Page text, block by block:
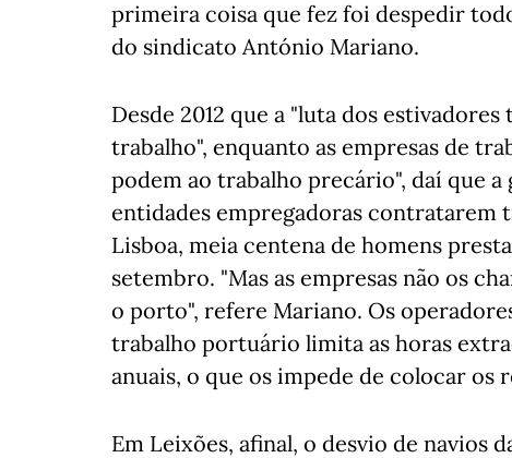
primeira coisa que fez foi despedir
do sindicato António Mariano.
Desde 2012 que a "luta dos
trabalho", enquanto as empresas de
podem ao trabalho precário", daí que a
entidades empregadoras contratarem
Lisboa, meia centena de homens
setembro. "Mas as empresas não os
o porto", refere Mariano. Os
trabalho portuário limita as horas
anuais, o que os impede de colocar
Em Leixões, afinal, o desvio de navios